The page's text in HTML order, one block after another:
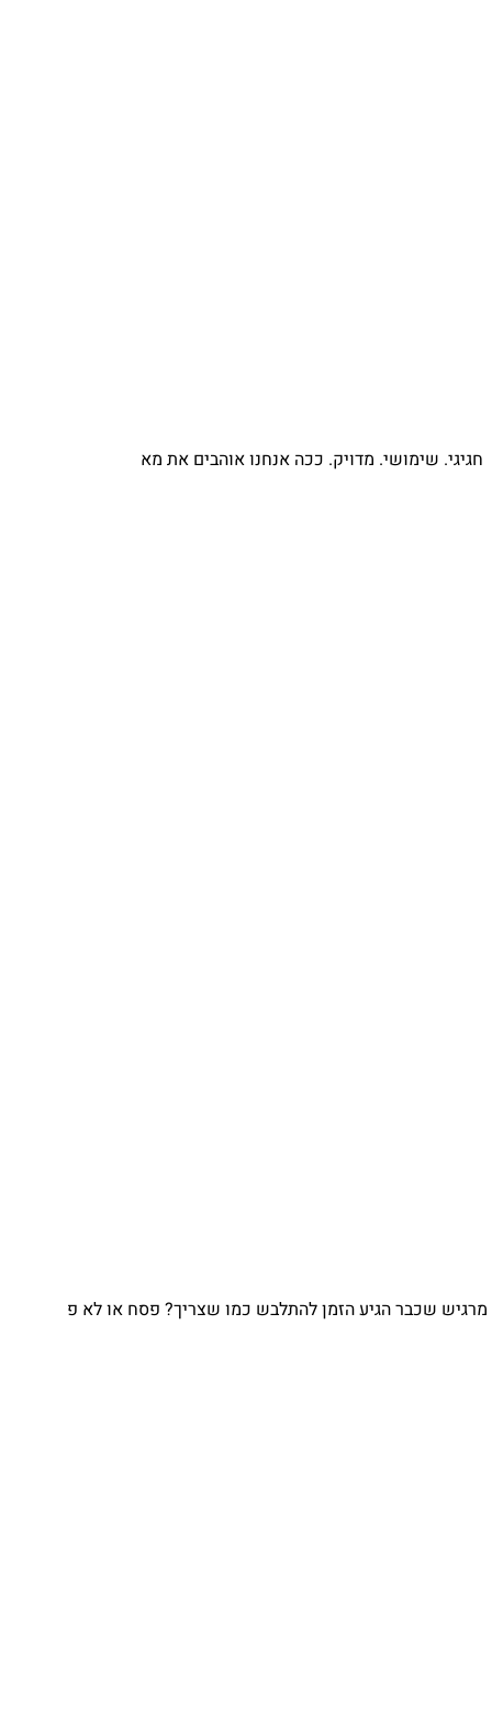
מרגיש שכבר הגיע הזמן להתלבש כמו שצריך? פסח או לא פ